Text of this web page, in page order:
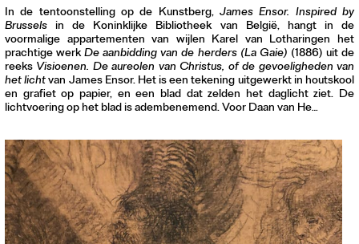
Contact
Waar is GLEAN te koop
Privacy
Instagram
Facebook
In de tentoonstelling op de Kunstberg, James Ensor. Inspired by
Brussels in de Koninklijke Bibliotheek van België, hangt in de
voormalige appartementen van wijlen Karel van Lotharingen het
prachtige werkDe aanbidding van de herders (La Gaie) (1886) uit de
reeks Visioenen. De aureolen van Christus, of de gevoeligheden van
het lichtvan James Ensor. Het is een tekening uitgewerkt in houtskool
en grafiet op papier, en een blad dat zelden het daglicht ziet. De
lichtvoering op het blad is adembenemend. Voor Daan van He…